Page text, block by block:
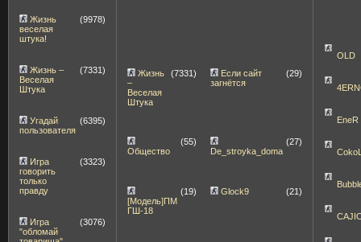
Жизнь
веселая
штука!
(9978)
Жизнь –
Веселая
Штука
(7331)
Угадай
пользователя
(6395)
Игра
говорить
только
правду
(3323)
Игра
"обломай
(3076)
Жизнь
–
Веселая
Штука
(7331)
Если сайт
загнётся
(29)
Общество
(55)
De_stroyka_doma
(27)
[Модель]ПМ
ГШ-18
(19) Glock9 (21)
OLD
EneR